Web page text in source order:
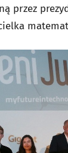
przez